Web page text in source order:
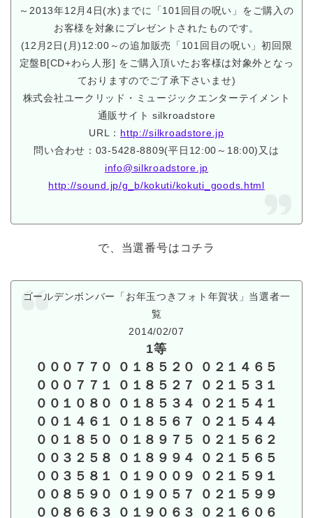
～2013年12月4日(水)までに「101回目の呪い」をご購入の
お客様を対象にプレゼントされたものです。
(12月2日(月)12:00～の追加販売「101回目の呪い」初回限
定盤B[CD+わら人形] をご購入頂いたお客様は対象外となっ
ておりますのでご了承下さいませ)
株式会社ユークリッド・ミュージックエンターテイメント
通販サイト silkroadstore
URL： http://silkroadstore.jp
問い合わせ：03-5428-8809(平日12:00～18:00)又は
info@silkroadstore.jp
http://sound.jp/g_b/kokuti/kokuti_goods.html
で、当選番号はコチラ
ゴールデンボンバー「お年玉つきフォト年賀状」当選者一
覧
2014/02/07
1等
０００７７０ ０１８５２０ ０２１４６５
０００７７１ ０１８５２７ ０２１５３１
００１０８０ ０１８５３４ ０２１５４１
００１４６１ ０１８５６７ ０２１５４４
００１８５０ ０１８９７５ ０２１５６２
００３２５８ ０１８９９４ ０２１５６５
００３５８１ ０１９００９ ０２１５９１
００８５９０ ０１９０５７ ０２１５９９
００８６６３ ０１９０６３ ０２１６０６